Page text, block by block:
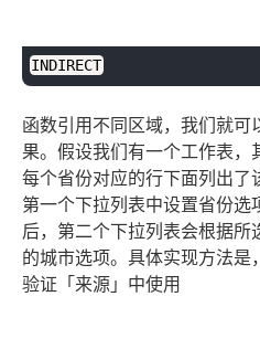
INDIRECT
函数引用不同区域，我们就可
果。假设我们有一个工作表，
每个省份对应的行下面列出了
第一个下拉列表中设置省份选
后，第二个下拉列表会根据所
的城市选项。具体实现方法是
验证「来源」中使用